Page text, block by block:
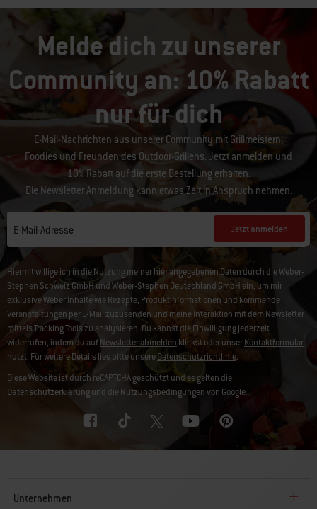
Melde dich zu unserer
Community an: 10% Rabatt
nur für dich
E-Mail-Nachrichten aus unserer Community mit Grillmeistern,
Foodies und Freunden des Outdoor-Grillens. Jetzt anmelden und
10% Rabatt auf die erste Bestellung erhalten.
Die Newsletter Anmeldung kann etwas Zeit in Anspruch nehmen.
E-Mail-Adresse Jetzt anmelden
Hiermit willige ich in die Nutzung meiner hier angegebenen Daten durch die Weber-
Stephen Schweiz GmbH und Weber-Stephen Deutschland GmbH ein, um mir
exklusive Weber Inhalte wie Rezepte, Produktinformationen und kommende
Veranstaltungen per E-Mail zuzusenden und meine Interaktion mit dem Newsletter
mittels Tracking Tools zu analysieren. Du kannst die Einwilligung jederzeit
widerrufen, indem du aufNewsletter abmelden klickst oder unserKontaktformular
nutzt. Für weitere Details lies bitte unsereDatenschutzrichtlinie.
Diese Website ist durch reCAPTCHA geschützt und es gelten die
Datenschutzerklärungund dieNutzungsbedingungenvon Google.
Unternehmen